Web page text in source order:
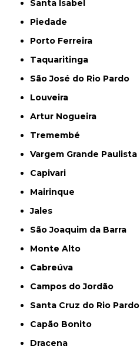
Santa Isabel
Piedade
Porto Ferreira
Taquaritinga
São José do Rio Pardo
Louveira
Artur Nogueira
Tremembé
Vargem Grande Paulista
Capivari
Mairinque
Jales
São Joaquim da Barra
Monte Alto
Cabreúva
Campos do Jordão
Santa Cruz do Rio Pardo
Capão Bonito
Dracena